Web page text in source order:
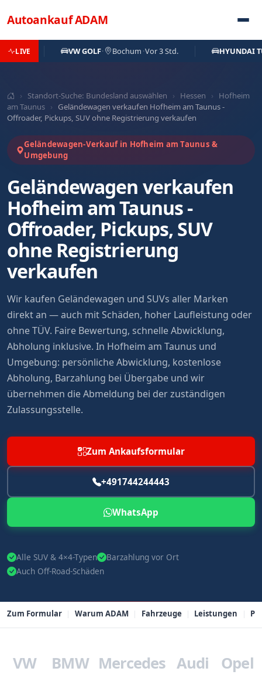
AutoankaufADAM
LIVE VW GOLF· Bochum·Vor 3 Std. HYUNDAI
› Standort-Suche: Bundesland auswählen › Hessen ›
Hofheim
am Taunus › Geländewagen verkaufen Hofheim am Taunus -
Offroader, Pickups, SUV ohne Registrierung verkaufen
Geländewagen-Verkauf in Hofheim am Taunus &
Umgebung
Geländewagen verkaufen
Hofheim am Taunus -
Offroader, Pickups, SUV
ohne Registrierung
verkaufen
Wir kaufen Geländewagen und SUVs aller Marken
direkt an — auch mit Schäden, hoher Laufleistung oder
ohne TÜV. Faire Bewertung, schnelle Abwicklung,
Abholung inklusive. In Hofheim am Taunus und
Umgebung: persönliche Abwicklung, kostenlose
Abholung, Barzahlung bei Übergabe und wir
übernehmen die Abmeldung bei der zuständigen
Zulassungsstelle.
Zum Ankaufsformular
+491744244443
WhatsApp
Alle SUV & 4×4-Typen
Barzahlung vor Ort
Auch Off-Road-Schäden
Zum Formular Warum ADAM Fahrzeuge Leistungen
VW BMW Mercedes Audi
Opel